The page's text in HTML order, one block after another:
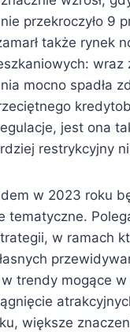
przekroczyło 9
także rynek
wraz
mocno spadła
jest ona
restrykcyjny
w 2023 roku
tematyczne.
w ramach
trendy mogące w
większe